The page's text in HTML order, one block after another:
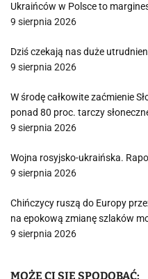
Ukraińców w Polsce to
9 sierpnia 2026
Dziś czekają nas duże
9 sierpnia 2026
W środę całkowite zaćmienie
ponad 80 proc. tarczy
9 sierpnia 2026
Wojna rosyjsko-ukraińska.
9 sierpnia 2026
Chińczycy ruszą do Europy
na epokową zmianę szlaków
9 sierpnia 2026
MOŻE CI SIĘ SPODOBAĆ: